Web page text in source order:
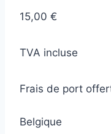
15,00 €
TVA incluse
Frais de port
Belgique